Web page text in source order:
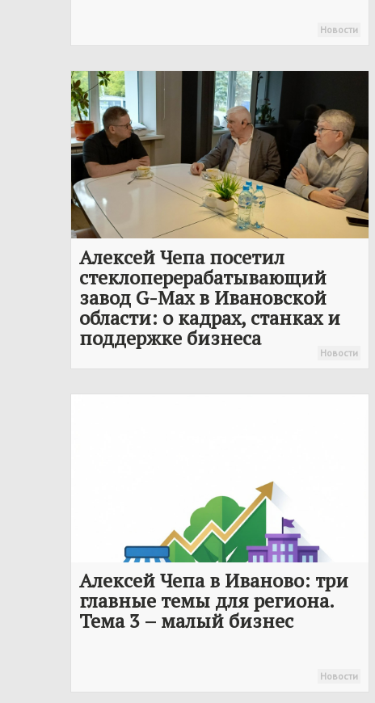
Новости
Алексей Чепа посетил
стеклоперерабатывающий
завод G-Max в Ивановской
области: о кадрах, станках и
поддержке бизнеса
Новости
Алексей Чепа в Иваново: три
главные темы для региона.
Тема 3 – малый бизнес
Новости